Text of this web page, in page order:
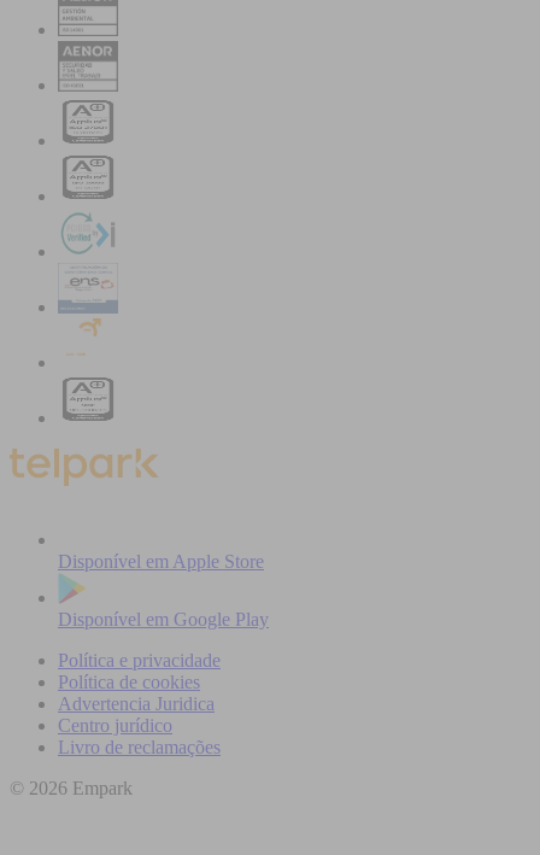
Disponível em Apple Store
Disponível em Google Play
Política e privacidade
Política de cookies
Advertencia Juridica
Centro jurídico
Livro de reclamações
© 2026 Empark